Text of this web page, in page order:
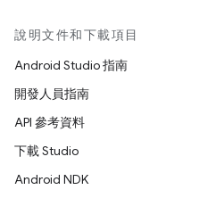
說明文件和下載項目
Android Studio 指南
開發人員指南
API 參考資料
下載 Studio
Android NDK